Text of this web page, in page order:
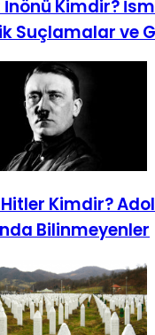
Kimdir?
Suçlamalar ve
Kimdir?
Bilinmeyenler